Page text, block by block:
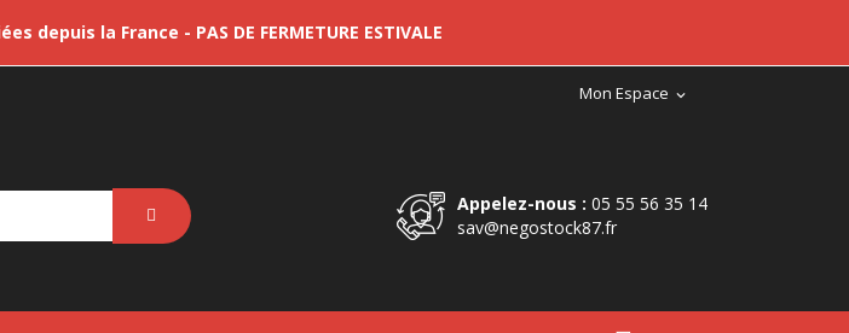
la France - PAS DE FERMETURE ESTIVALE
Mon Espace expand_more
Appelez-nous : 05 55 56 35 14
sav@negostock87.fr